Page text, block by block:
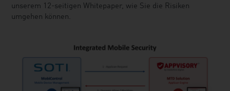
unserem 12-seitigen Whitepaper, wie Sie die Risiken
umgehen können.